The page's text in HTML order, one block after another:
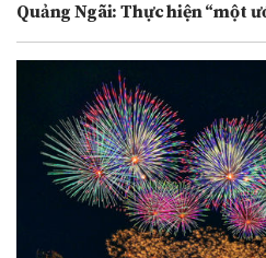
Quảng Ngãi: Thực hiện “một